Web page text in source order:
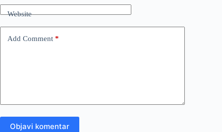
Website
Add Comment *
Objavi komentar